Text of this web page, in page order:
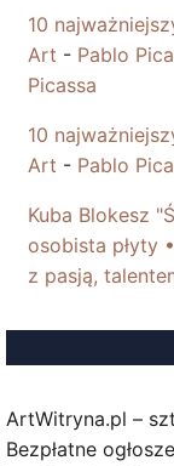
10
Art - Pablo
Picassa
10
Art - Pablo
Kuba Blokesz
osobista płyty
z pasją,
ArtWitryna.pl –
Bezpłatne